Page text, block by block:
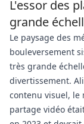
L'essor des
grande
Le paysage des
bouleversement
très grande
divertissement.
contenu visuel, le
partage vidéo